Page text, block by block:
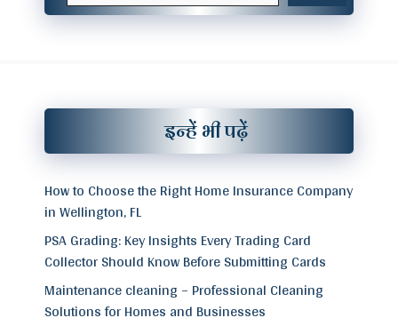
इन्हें भी पढ़ें
How to Choose the Right Home Insurance Company
in Wellington, FL
PSA Grading: Key Insights Every Trading Card
Collector Should Know Before Submitting Cards
Maintenance cleaning – Professional Cleaning
Solutions for Homes and Businesses